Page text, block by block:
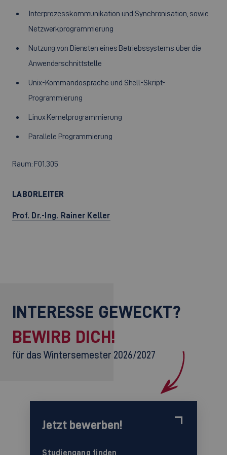
Interprozesskommunikation und Synchronisation, sowie
Netzwerkprogrammierung
Nutzung von Diensten eines Betriebssystems über die
Anwenderschnittstelle
Unix-Kommandosprache und Shell-Skript-
Programmierung
Linux Kernelprogrammierung
Parallele Programmierung
Raum: F01.305
LABORLEITER
Prof. Dr.-Ing. Rainer Keller
INTERESSE GEWECKT?
BEWIRB DICH!
für das Wintersemester 2026/2027
Jetzt bewerben!
Studiengang finden